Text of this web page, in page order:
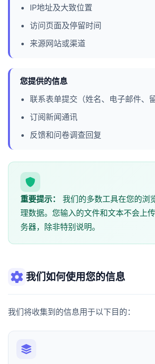
IP地址及大致位置
访问页面及停留时间
来源网站或渠道
您提供的信息
联系表单提交（姓名、电子邮件、留
订阅新闻通讯
反馈和问卷调查回复
重要提示：
我们的多数工具在您的浏
理数据。您输入的文件和文本不会上
务器，除非特别说明。
我们如何使用您的信息
我们将收集到的信息用于以下目的：